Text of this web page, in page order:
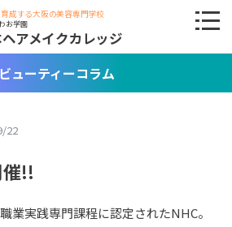
成する大阪の美容専門学校
お学園
アメイクカレッジ
ューティーコラム
22
!!
業実践専門課程に認定されたNHC。